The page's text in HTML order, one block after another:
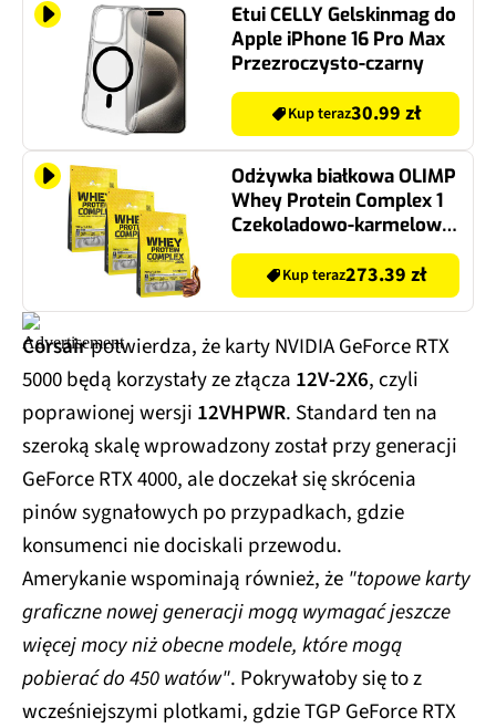
Etui CELLY Gelskinmag do
Apple iPhone 16 Pro Max
Przezroczysto-czarny
Kup teraz30.99 zł
Odżywka białkowa OLIMP
Whey Protein Complex 1
Czekoladowo-karmelowy
3 x 700 g
Kup teraz273.39 zł
Corsairpotwierdza, że karty NVIDIA GeForce RTX
5000 będą korzystały ze złącza 12V-2X6, czyli
poprawionej wersji 12VHPWR. Standard ten na
szeroką skalę wprowadzony został przy generacji
GeForce RTX 4000, ale doczekał się skrócenia
pinów sygnałowych po przypadkach, gdzie
konsumenci nie dociskali przewodu.
Amerykanie wspominają również, że "topowe karty
graficzne nowej generacji mogą wymagać jeszcze
więcej mocy niż obecne modele, które mogą
pobierać do 450 watów". Pokrywałoby się to z
wcześniejszymi plotkami, gdzie TGP GeForce RTX